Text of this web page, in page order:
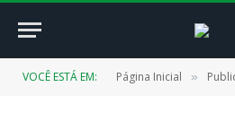
VOCÊ ESTÁ EM: Página Inicial »